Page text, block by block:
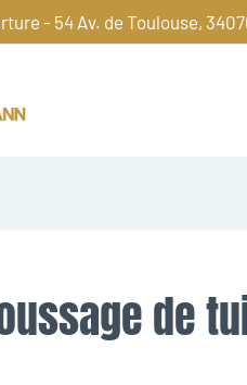
- 54 Av. de Toulouse,
de